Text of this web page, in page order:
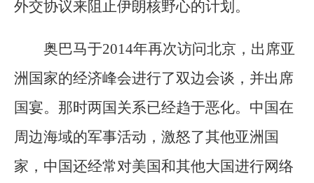
外交协议来阻止伊朗核野心的计划。
奥巴马于2014年再次访问北京，出席亚
洲国家的经济峰会进行了双边会谈，并出席
国宴。那时两国关系已经趋于恶化。中国在
周边海域的军事活动，激怒了其他亚洲国
家，中国还经常对美国和其他大国进行网络